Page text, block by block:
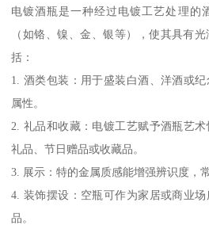
电镀酒瓶是一种经过电镀工艺处理的
（如铬、镍、金、银等），使其具有
括：
1. 酒类包装：用于盛装白酒、洋酒或
属性。
2. 礼品和收藏：电镀工艺赋予酒瓶艺
礼品、节日赠品或收藏品。
3. 展示：特的金属质感能增强辨识度，
4. 装饰摆设：空瓶可作为家居或商业
品。